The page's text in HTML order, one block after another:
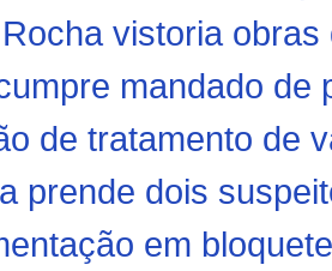
vistoria
mandado de
de tratamento de
prende dois
em